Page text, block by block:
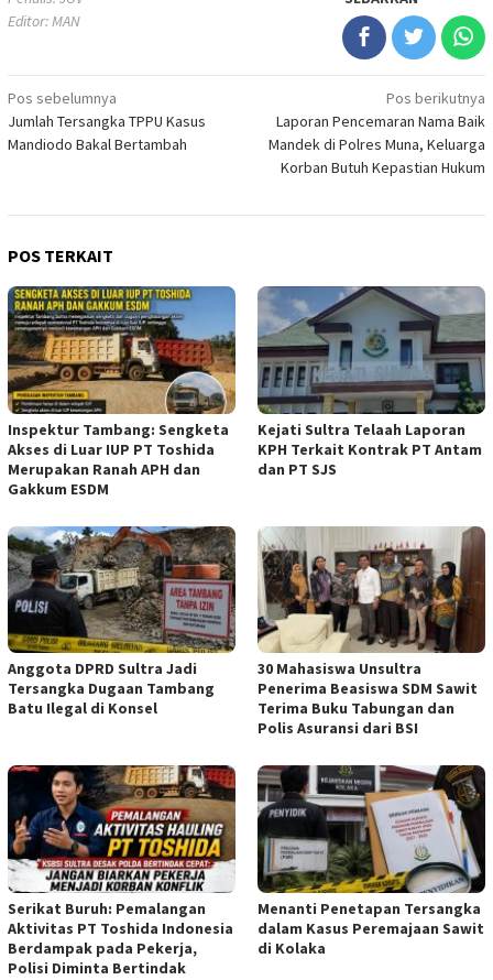
Editor: MAN
Navigasi
pos
Pos sebelumnya
Jumlah Tersangka TPPU Kasus
Mandiodo Bakal Bertambah
Pos berikutnya
Laporan Pencemaran Nama Baik
Mandek di Polres Muna, Keluarga
Korban Butuh Kepastian Hukum
POS TERKAIT
Inspektur Tambang: Sengketa
Akses di Luar IUP PT Toshida
Merupakan Ranah APH dan
Gakkum ESDM
Kejati Sultra Telaah Laporan
KPH Terkait Kontrak PT Antam
dan PT SJS
Anggota DPRD Sultra Jadi
Tersangka Dugaan Tambang
Batu Ilegal di Konsel
30 Mahasiswa Unsultra
Penerima Beasiswa SDM Sawit
Terima Buku Tabungan dan
Polis Asuransi dari BSI
Serikat Buruh: Pemalangan
Aktivitas PT Toshida Indonesia
Berdampak pada Pekerja,
Polisi Diminta Bertindak
Menanti Penetapan Tersangka
dalam Kasus Peremajaan Sawit
di Kolaka